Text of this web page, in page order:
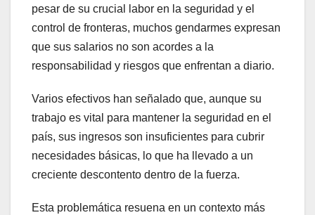
pesar de su crucial labor en la seguridad y el
control de fronteras, muchos gendarmes expresan
que sus salarios no son acordes a la
responsabilidad y riesgos que enfrentan a diario.
Varios efectivos han señalado que, aunque su
trabajo es vital para mantener la seguridad en el
país, sus ingresos son insuficientes para cubrir
necesidades básicas, lo que ha llevado a un
creciente descontento dentro de la fuerza.
Esta problemática resuena en un contexto más